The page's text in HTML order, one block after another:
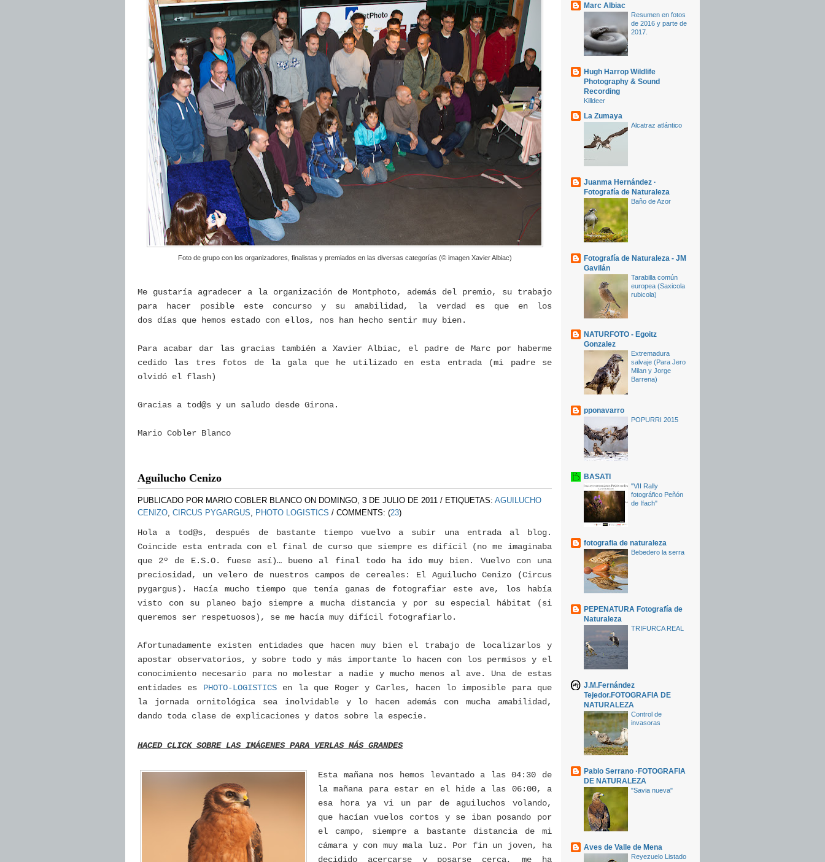
Foto de grupo con los organizadores, finalistas y premiados en las diversas categorías (© imagen Xavier Albiac)
Me gustaría agradecer a la organización de Montphoto, además del premio, su trabajo
para hacer posible este concurso y su amabilidad, la verdad es que en los
dos días que hemos estado con ellos, nos han hecho sentir muy bien.
Para acabar dar las gracias también a Xavier Albiac, el padre de Marc por haberme
cedido las tres fotos de la gala que he utilizado en esta entrada (mi padre se
olvidó el flash)
Gracias a tod@s y un saludo desde Girona.
Mario Cobler Blanco
Aguilucho Cenizo
PUBLICADO POR MARIO COBLER BLANCO ON DOMINGO, 3 DE JULIO DE 2011 / ETIQUETAS: AGUILUCHO
CENIZO, CIRCUS PYGARGUS, PHOTO LOGISTICS / COMMENTS: (23)
Hola a tod@s, después de bastante tiempo vuelvo a subir una entrada al blog.
Coincide esta entrada con el final de curso que siempre es difícil (no me imaginaba
que 2º de E.S.O. fuese así)… bueno al final todo ha ido muy bien. Vuelvo con una
preciosidad, un velero de nuestros campos de cereales: El Aguilucho Cenizo (Circus
pygargus). Hacía mucho tiempo que tenía ganas de fotografiar este ave, los había
visto con su planeo bajo siempre a mucha distancia y por su especial hábitat (si
queremos ser respetuosos), se me hacía muy difícil fotografiarlo.
Afortunadamente existen entidades que hacen muy bien el trabajo de localizarlos y
apostar observatorios, y sobre todo y más importante lo hacen con los permisos y el
conocimiento necesario para no molestar a nadie y mucho menos al ave. Una de estas
entidades es PHOTO-LOGISTICSen la que Roger y Carles, hacen lo imposible para que
la jornada ornitológica sea inolvidable y lo hacen además con mucha amabilidad,
dando toda clase de explicaciones y datos sobre la especie.
HACED CLICK SOBRE LAS IMÁGENES PARA VERLAS MÁS GRANDES
Esta mañana nos hemos levantado a las 04:30 de
la mañana para estar en el hide a las 06:00, a
esa hora ya vi un par de aguiluchos volando,
que hacían vuelos cortos y se iban posando por
el campo, siempre a bastante distancia de mi
cámara y con muy mala luz. Por fin un joven, ha
decidido acercarse y posarse cerca, me ha
Marc Albiac
Resumen en fotos
de 2016 y parte de
2017.
Hugh Harrop Wildlife
Photography & Sound
Recording
Killdeer
La Zumaya
Alcatraz atlántico
Juanma Hernández ·
Fotografía de Naturaleza
Baño de Azor
Fotografía de Naturaleza - JM
Gavilán
Tarabilla común
europea (Saxicola
rubicola)
NATURFOTO - Egoitz
Gonzalez
Extremadura
salvaje (Para Jero
Milan y Jorge
Barrena)
pponavarro
POPURRI 2015
BASATI
"VII Rally
fotográfico Peñón
de Ifach"
fotografia de naturaleza
Bebedero la serra
PEPENATURA Fotografía de
Naturaleza
TRIFURCA REAL
J.M.Fernández
Tejedor.FOTOGRAFIA DE
NATURALEZA
Control de
invasoras
Pablo Serrano ·FOTOGRAFIA
DE NATURALEZA
"Savia nueva"
Aves de Valle de Mena
Reyezuelo Listado